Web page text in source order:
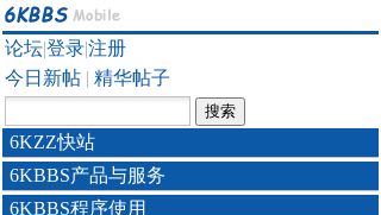
论坛|登录|注册
今日新帖 | 精华帖子
6KZZ快站
6KBBS产品与服务
6KBBS程序使用